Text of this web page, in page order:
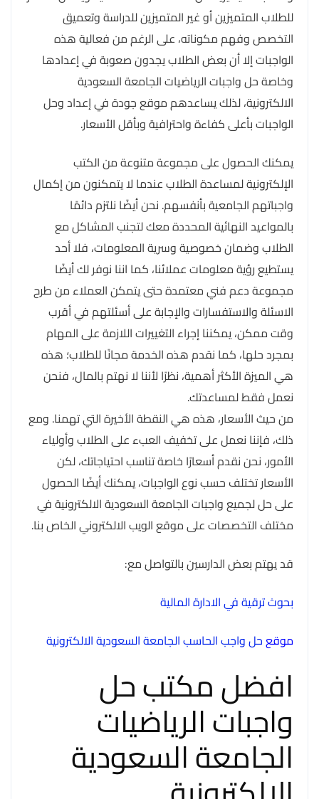
للطلاب المتميزين أو غير المتميزين للدراسة وتعميق
التخصص وفهم مكوناته، على الرغم من فعالية هذه
الواجبات إلا أن بعض الطلاب يجدون صعوبة في إعدادها
وخاصة حل واجبات الرياضيات الجامعة السعودية
الالكترونية، لذلك يساعدهم موقع جودة في إعداد وحل
الواجبات بأعلى كفاءة واحترافية وبأقل الأسعار.
يمكنك الحصول على مجموعة متنوعة من الكتب
الإلكترونية لمساعدة الطلاب عندما لا يتمكنون من إكمال
واجباتهم الجامعية بأنفسهم. نحن أيضًا نلتزم دائمًا
بالمواعيد النهائية المحددة معك لتجنب المشاكل مع
الطلاب وضمان خصوصية وسرية المعلومات، فلا أحد
يستطيع رؤية معلومات عملائنا، كما اننا نوفر لك أيضًا
مجموعة دعم فني معتمدة حتى يتمكن العملاء من طرح
الاسئلة والاستفسارات والإجابة على أسئلتهم في أقرب
وقت ممكن، يمكننا إجراء التغييرات اللازمة على المهام
بمجرد حلها، كما نقدم هذه الخدمة مجانًا للطلاب؛ هذه
هي الميزة الأكثر أهمية، نظرًا لأننا لا نهتم بالمال، فنحن
نعمل فقط لمساعدتك.
من حيث الأسعار، هذه هي النقطة الأخيرة التي تهمنا. ومع
ذلك، فإننا نعمل على تخفيف العبء على الطلاب وأولياء
الأمور، نحن نقدم أسعارًا خاصة تناسب احتياجاتك، لكن
الأسعار تختلف حسب نوع الواجبات، يمكنك أيضًا الحصول
على حل لجميع واجبات الجامعة السعودية الالكترونية في
مختلف التخصصات على موقع الويب الالكتروني الخاص بنا.
قد يهتم بعض الدارسين بالتواصل مع:
بحوث ترقية في الادارة المالية
موقعحل واجب الحاسب الجامعة السعودية الالكترونية
افضل مكتب حل
واجبات الرياضيات
الجامعة السعودية